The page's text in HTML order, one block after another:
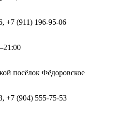
+7 (911) 196-95-06
посёлок Фёдоровское
+7 (904) 555-75-53